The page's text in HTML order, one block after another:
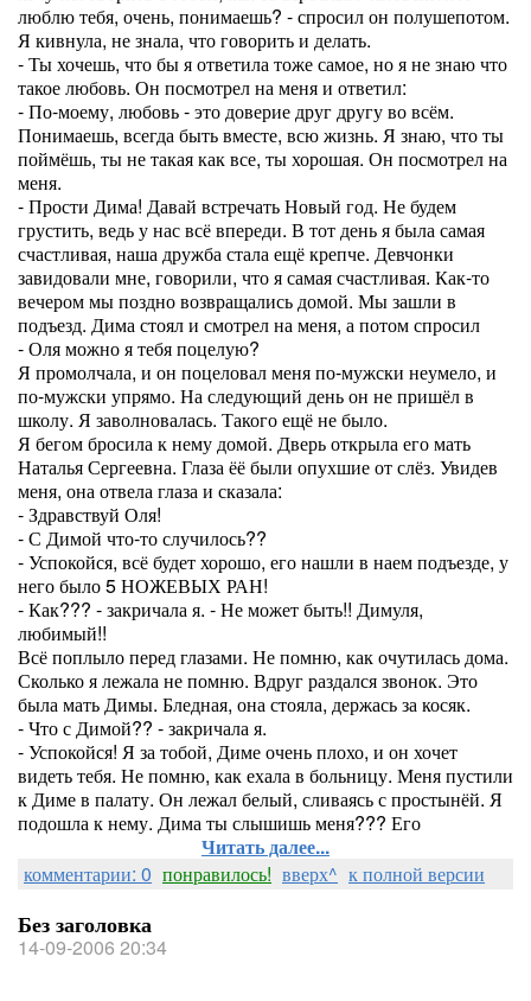
люблю тебя, очень, понимаешь? - спросил он полушепотом.
Я кивнула, не знала, что говорить и делать.
- Ты хочешь, что бы я ответила тоже самое, но я не знаю что
такое любовь. Он посмотрел на меня и ответил:
- По-моему, любовь - это доверие друг другу во всём.
Понимаешь, всегда быть вместе, всю жизнь. Я знаю, что ты
поймёшь, ты не такая как все, ты хорошая. Он посмотрел на
меня.
- Прости Дима! Давай встречать Новый год. Не будем
грустить, ведь у нас всё впереди. В тот день я была самая
счастливая, наша дружба стала ещё крепче. Девчонки
завидовали мне, говорили, что я самая счастливая. Как-то
вечером мы поздно возвращались домой. Мы зашли в
подъезд. Дима стоял и смотрел на меня, а потом спросил
- Оля можно я тебя поцелую?
Я промолчала, и он поцеловал меня по-мужски неумело, и
по-мужски упрямо. На следующий день он не пришёл в
школу. Я заволновалась. Такого ещё не было.
Я бегом бросила к нему домой. Дверь открыла его мать
Наталья Сергеевна. Глаза ёё были опухшие от слёз. Увидев
меня, она отвела глаза и сказала:
- Здравствуй Оля!
- С Димой что-то случилось??
- Успокойся, всё будет хорошо, его нашли в наем подъезде, у
него было 5 НОЖЕВЫХ РАН!
- Как??? - закричала я. - Не может быть!! Димуля,
любимый!!
Всё поплыло перед глазами. Не помню, как очутилась дома.
Сколько я лежала не помню. Вдруг раздался звонок. Это
была мать Димы. Бледная, она стояла, держась за косяк.
- Что с Димой?? - закричала я.
- Успокойся! Я за тобой, Диме очень плохо, и он хочет
видеть тебя. Не помню, как ехала в больницу. Меня пустили
к Диме в палату. Он лежал белый, сливаясь с простынёй. Я
подошла к нему. Дима ты слышишь меня??? Его
Читать далее...
комментарии: 0 понравилось! вверх^ к полной версии
Без заголовка
14-09-2006 20:34